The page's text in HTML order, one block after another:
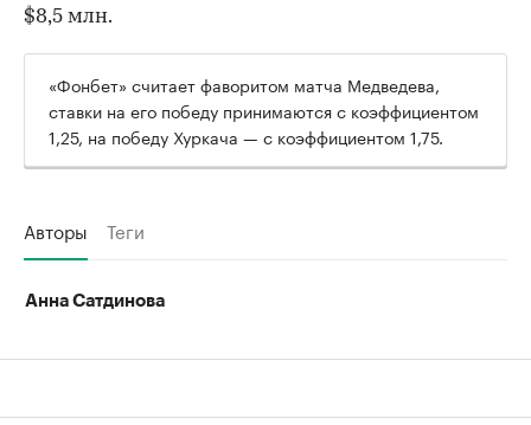
$8,5 млн.
«Фонбет» считает фаворитом матча Медведева,
ставки на его победу принимаются с коэффициентом
1,25, на победу Хуркача — с коэффициентом 1,75.
Авторы Теги
Анна Сатдинова